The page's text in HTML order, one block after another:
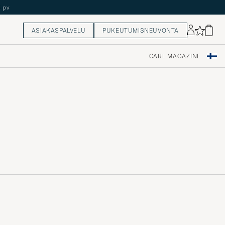
ASIAKASPALVELU PUKEUTUMISNEUVONTA
CARL MAGAZINE